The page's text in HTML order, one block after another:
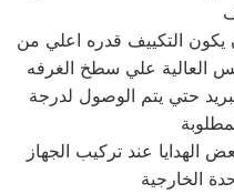
يكون التكييف قدره اعلي من
العالية علي سطخ الغرفه
حتي يتم الوصول لدرجة
عند تركيب الجهاز
الخارجية